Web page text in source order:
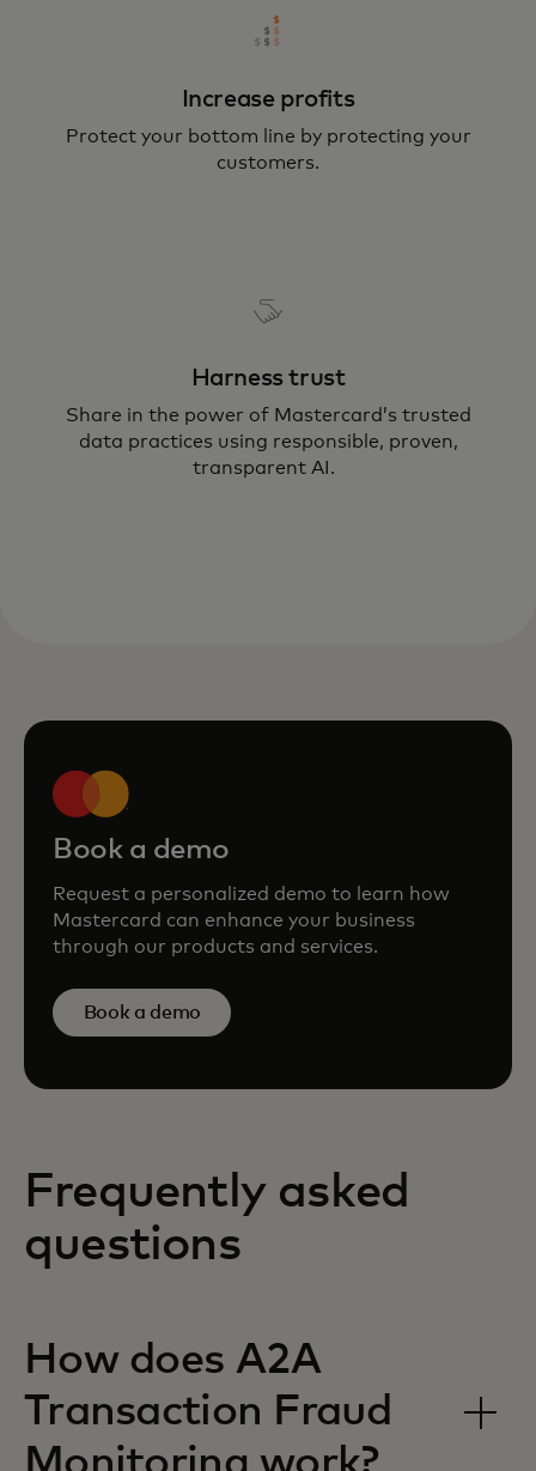
Increase profits
Protect your bottom line by protecting your
customers.
Harness trust
Share in the power of Mastercard’s trusted
data practices using responsible, proven,
transparent AI.
Book a demo
Request a personalized demo to learn how
Mastercard can enhance your business
through our products and services.
Book a demo
Frequently asked
questions
How does A2A
Transaction Fraud